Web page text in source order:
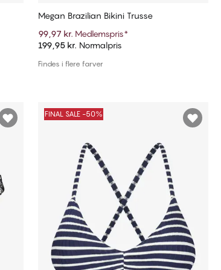
Tilføj til kurv
Megan Brazilian Bikini Trusse
99,97 kr. Medlemspris*
199,95 kr. Normalpris
Findes i flere farver
FINAL SALE -50%